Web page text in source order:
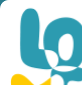
You are here: Home